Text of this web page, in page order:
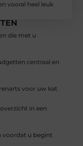
vooral heel leuk
die met u
centraal en
voor uw kat
in een
voordat u begint